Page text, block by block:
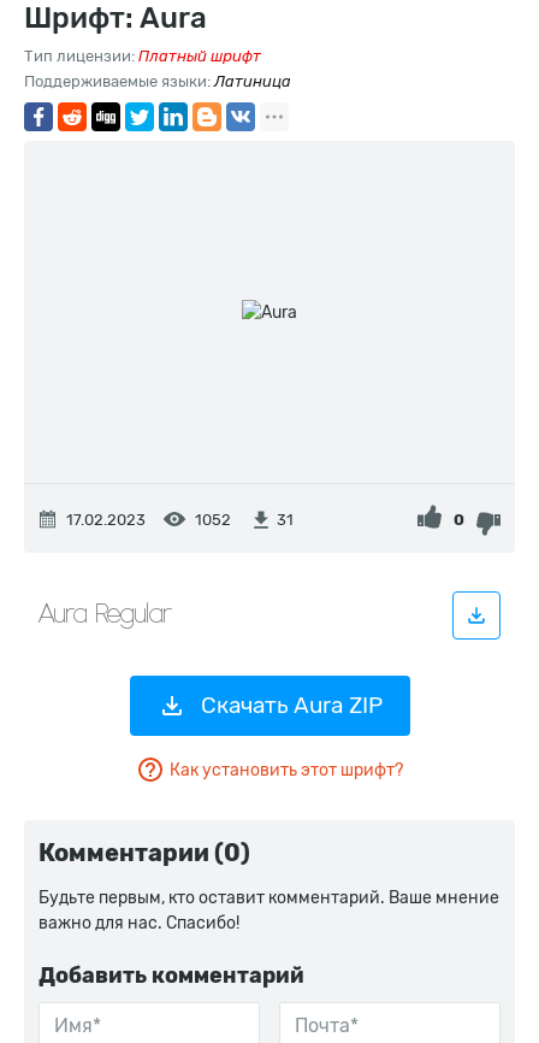
Шрифт: Aura
Тип лицензии: Платный шрифт
Поддерживаемые языки:Латиница
17.02.2023 1052 31 0
Скачать Aura ZIP
Как установить этот шрифт?
Комментарии (0)
Будьте первым, кто оставит комментарий. Ваше мнение
важно для нас. Спасибо!
Добавить комментарий